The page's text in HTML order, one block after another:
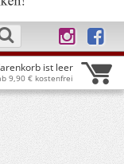
ist leer
9,90 € kostenfrei